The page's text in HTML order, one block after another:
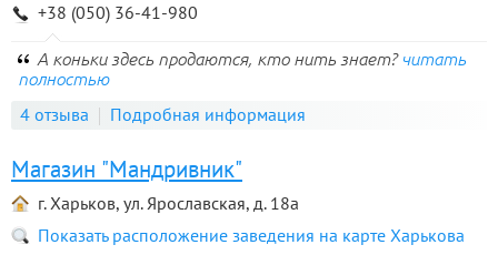
+38 (050) 36-41-980
А коньки здесь продаются, кто нить знает? читать
полностью
4 отзыва Подробная информация
Магазин "Мандривник"
г. Харьков, ул. Ярославская, д. 18а
Показать расположение заведения на карте Харькова